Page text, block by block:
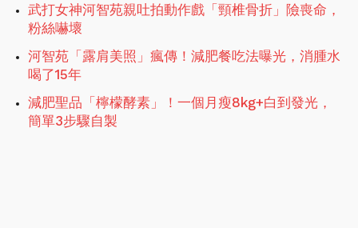
武打女神河智苑親吐拍動作戲「頸椎骨折」險喪命，
粉絲嚇壞
河智苑「露肩美照」瘋傳！減肥餐吃法曝光，消腫水
喝了15年
減肥聖品「檸檬酵素」！一個月瘦8kg+白到發光，
簡單3步驟自製